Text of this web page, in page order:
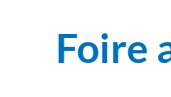
Foire